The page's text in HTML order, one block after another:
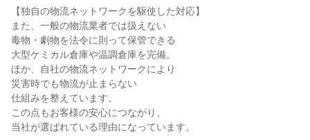
【独自の物流ネットワークを駆使した対応】
また、一般の物流業者では扱えない
毒物・劇物を法令に則って保管できる
大型ケミカル倉庫や温調倉庫を完備。
ほか、自社の物流ネットワークにより
災害時でも物流が止まらない
仕組みを整えています。
この点もお客様の安心につながり、
当社が選ばれている理由になっています。